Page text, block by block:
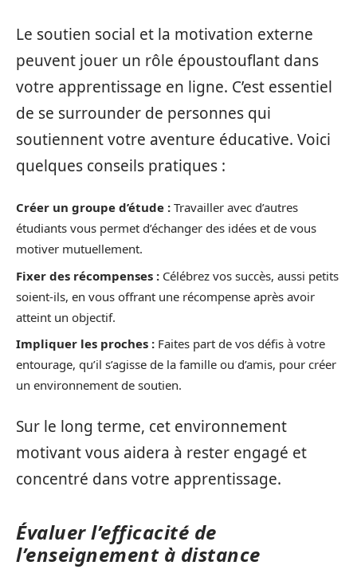
Le soutien social et la motivation externe
peuvent jouer un rôle époustouflant dans
votre apprentissage en ligne. C’est essentiel
de se surrounder de personnes qui
soutiennent votre aventure éducative. Voici
quelques conseils pratiques :
Créer un groupe d’étude : Travailler avec d’autres
étudiants vous permet d’échanger des idées et de vous
motiver mutuellement.
Fixer des récompenses : Célébrez vos succès, aussi petits
soient-ils, en vous offrant une récompense après avoir
atteint un objectif.
Impliquer les proches : Faites part de vos défis à votre
entourage, qu’il s’agisse de la famille ou d’amis, pour créer
un environnement de soutien.
Sur le long terme, cet environnement
motivant vous aidera à rester engagé et
concentré dans votre apprentissage.
Évaluer l’efficacité de
l’enseignement à distance